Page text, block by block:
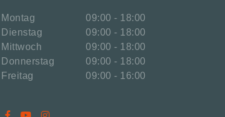
Montag
09:00 - 18:00
Dienstag
09:00 - 18:00
Mittwoch
09:00 - 18:00
Donnerstag
09:00 - 18:00
Freitag
09:00 - 16:00